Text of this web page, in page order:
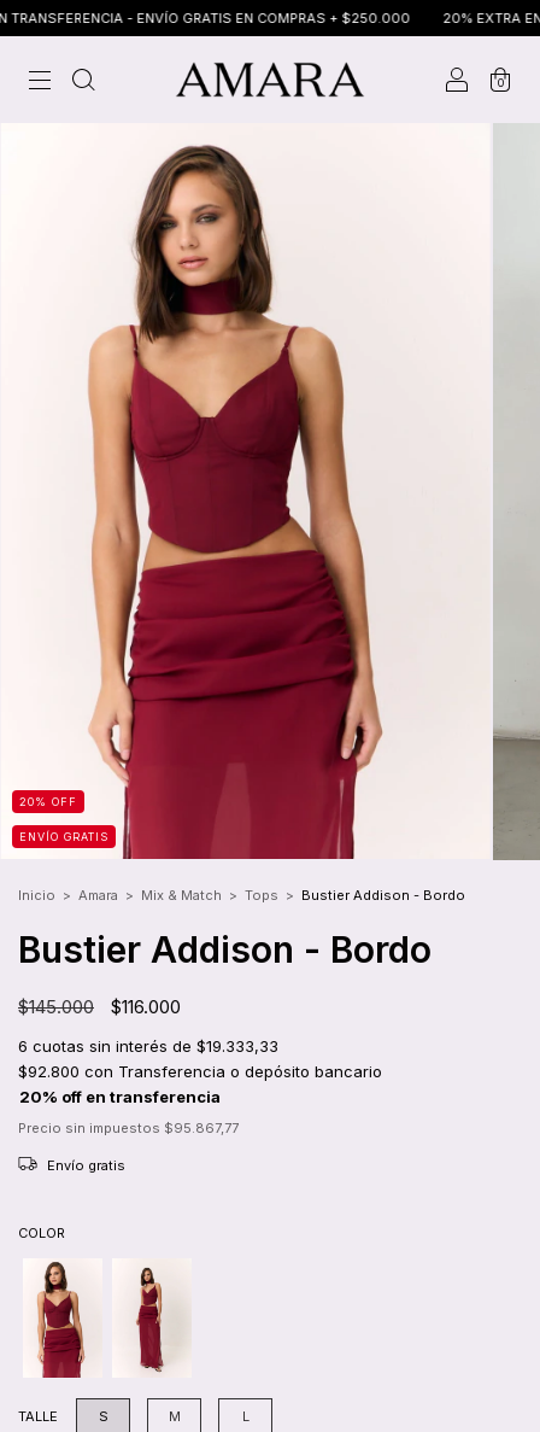
- ENVÍO GRATIS EN COMPRAS + $250.000 20% EXTRA EN
0
20% OFF
ENVÍO GRATIS
Inicio > Amara > Mix & Match > Tops > Bustier Addison - Bordo
Bustier Addison - Bordo
$145.000 $116.000
6 cuotas sin interés de $19.333,33
$92.800 con Transferencia o depósito bancario
Precio sin impuestos $95.867,77
Envío gratis
COLOR
TALLE S M L